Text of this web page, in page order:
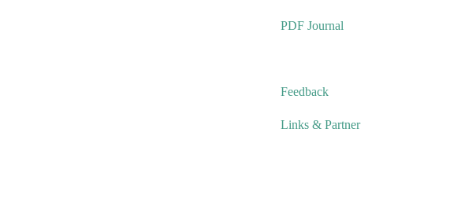
PDF Journal
Feedback
Links & Partner